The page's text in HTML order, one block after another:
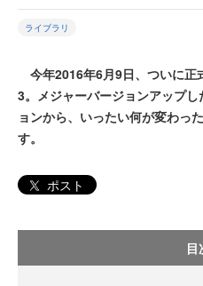
ライブラリ
今年2016年6月9日、ついに
3。メジャーバージョンアップ
ョンから、いったい何が変わっ
す。
ポスト
目